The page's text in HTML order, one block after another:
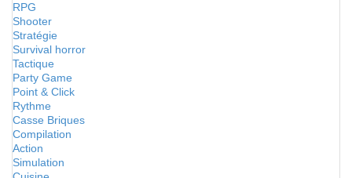
RPG
Shooter
Stratégie
Survival horror
Tactique
Party Game
Point & Click
Rythme
Casse Briques
Compilation
Action
Simulation